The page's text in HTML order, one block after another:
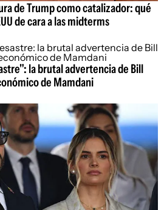
de Trump como catalizador: qué
de cara a las midterms
la brutal advertencia de Bill
de Mamdani